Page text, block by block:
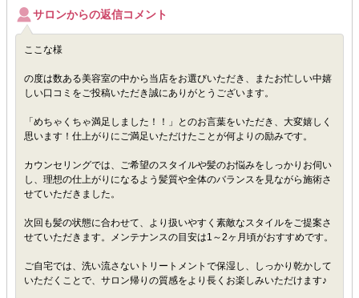
サロンからの返信コメント
ここな様
の度は数ある美容室の中から当店をお選びいただき、またお忙しい中嬉
しい口コミをご投稿いただき誠にありがとうございます。
「めちゃくちゃ満足しました！！」とのお言葉をいただき、大変嬉しく
思います！仕上がりにご満足いただけたことが何よりの励みです。
カウンセリングでは、ご希望のスタイルや髪のお悩みをしっかりお伺い
し、理想の仕上がりになるよう髪質や全体のバランスを見ながら施術さ
せていただきました。
次回も髪の状態に合わせて、より扱いやすく素敵なスタイルをご提案さ
せていただきます。メンテナンスの目安は1～2ヶ月頃がおすすめです。
ご自宅では、洗い流さないトリートメントで保湿し、しっかり乾かして
いただくことで、サロン帰りの質感をより長くお楽しみいただけます♪